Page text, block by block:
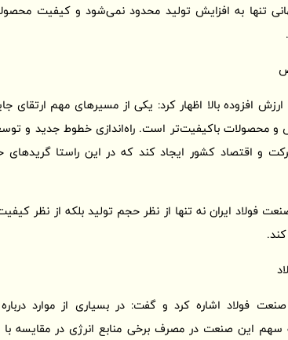
تنها به افزایش تولید محدود نمی‌شود و کیفیت
افزوده بالا اظهار کرد: یکی از مسیرهای مهم ارتقای
محصولات باکیفیت‌تر است. راه‌اندازی خطوط جدید و
و اقتصاد کشور ایجاد کند که در این راستا
ایران نه تنها از نظر حجم تولید بلکه از نظر
فولاد اشاره کرد و گفت: در بسیاری از موارد
سهم این صنعت در مصرف برخی منابع انرژی در مقایسه